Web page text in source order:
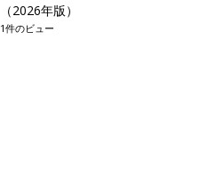
（2026年版）
1件のビュー